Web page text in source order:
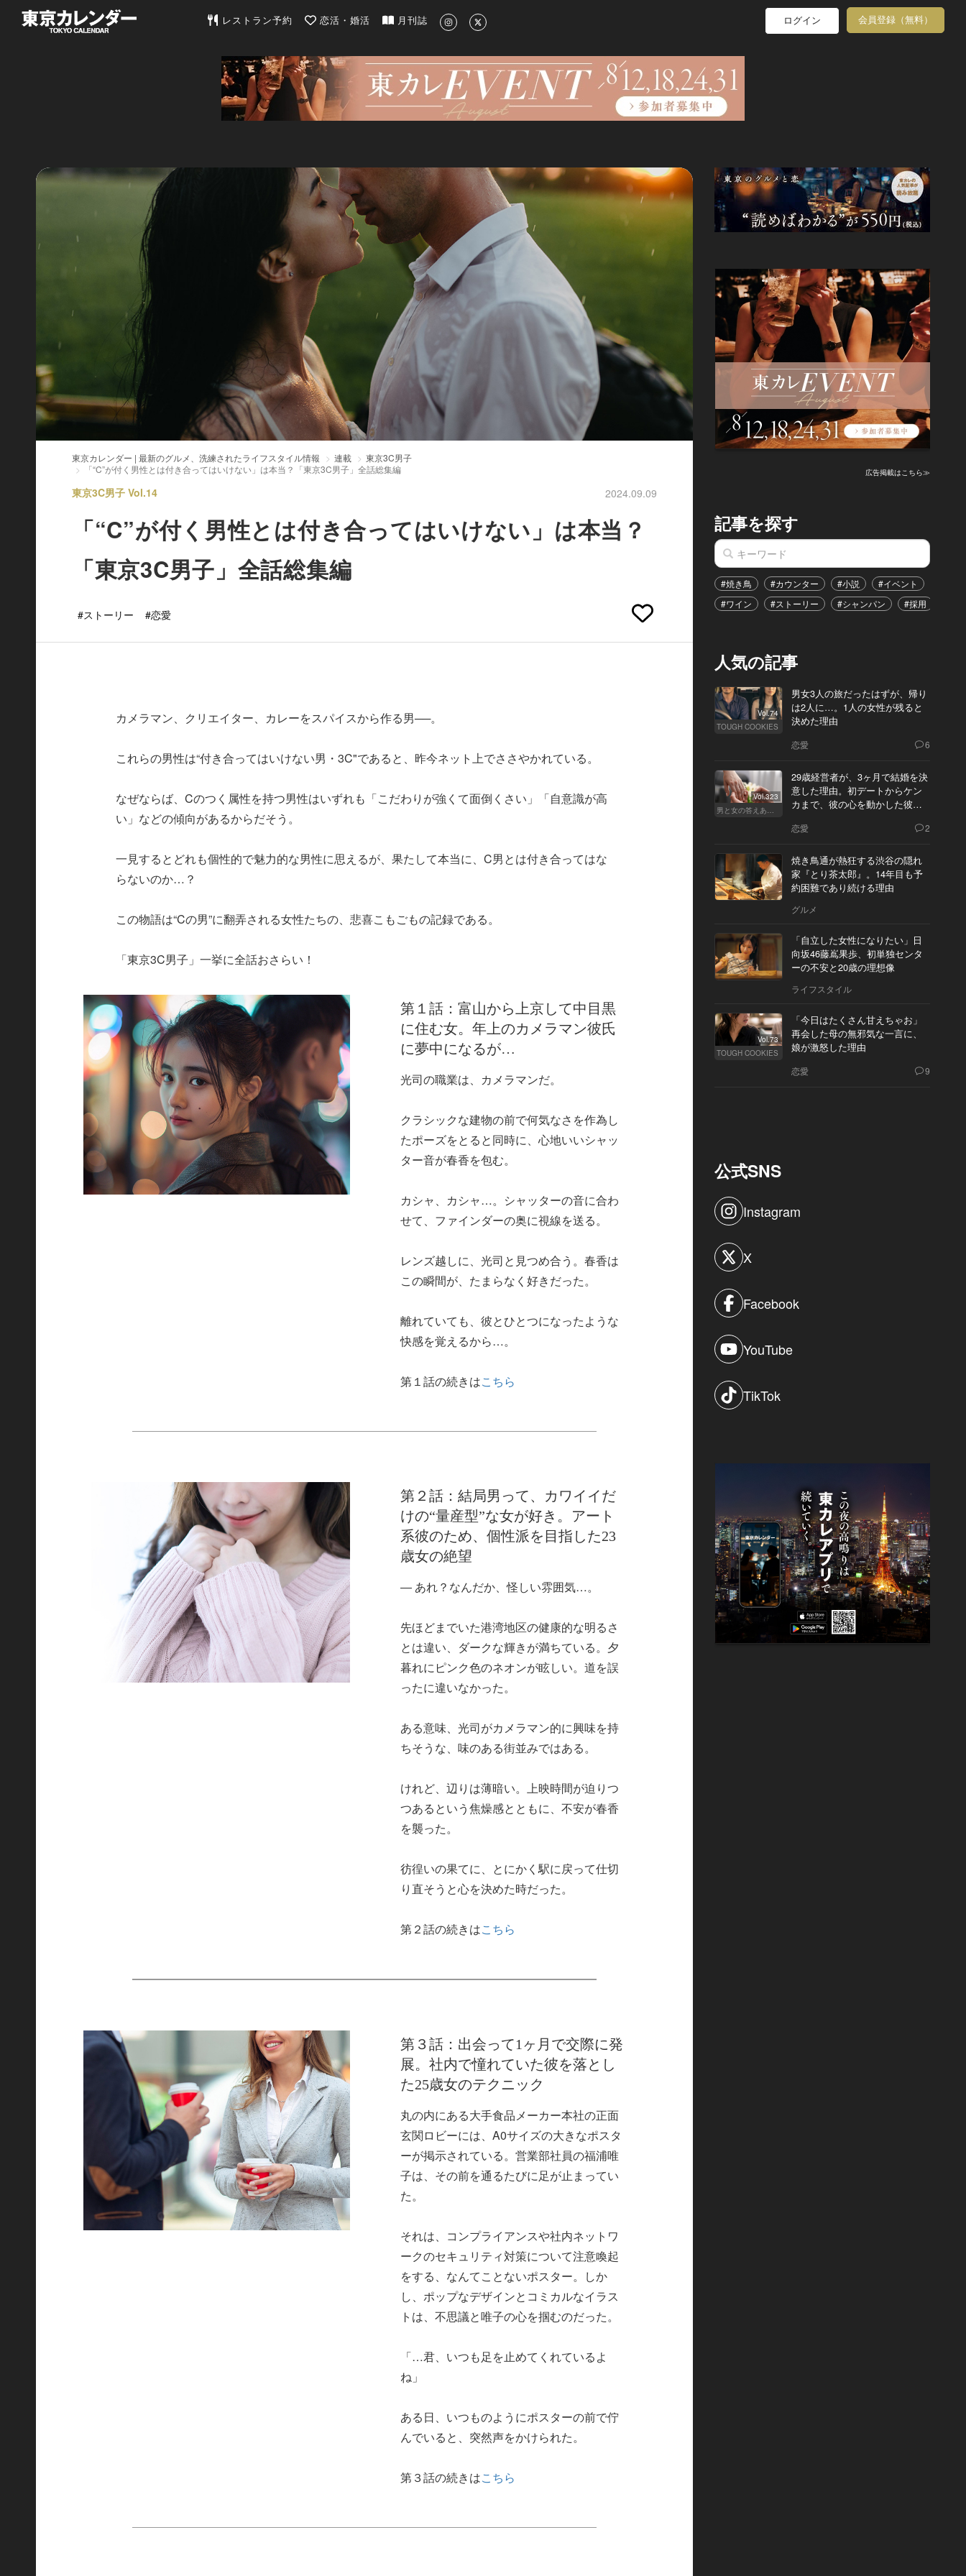
東京カレンダー | 最新のグルメ、洗練されたライフスタイル情報
レストラン予約 恋活・婚活 月刊誌 ログイン 会員登録（無料）
東京カレンダー | 最新のグルメ、洗練されたライフスタイル情報 連載
東京3C男子
「“C”が付く男性とは付き合ってはいけない」は本当？「東京3C男子」全話総集編
東京3C男子 Vol.14 2024.09.09
「“C”が付く男性とは付き合ってはいけない」は本当？
「東京3C男子」全話総集編
#ストーリー #恋愛
カメラマン、クリエイター、カレーをスパイスから作る男──。
これらの男性は“付き合ってはいけない男・3C"であると、昨今ネット上でささやかれている。
なぜならば、Cのつく属性を持つ男性はいずれも「こだわりが強くて面倒くさい」「自意識が高
い」などの傾向があるからだそう。
一見するとどれも個性的で魅力的な男性に思えるが、果たして本当に、C男とは付き合ってはな
らないのか…？
この物語は“Cの男”に翻弄される女性たちの、悲喜こもごもの記録である。
「東京3C男子」一挙に全話おさらい！
第１話：富山から上京して中目黒
に住む女。年上のカメラマン彼氏
に夢中になるが…
光司の職業は、カメラマンだ。
クラシックな建物の前で何気なさを作為し
たポーズをとると同時に、心地いいシャッ
ター音が春香を包む。
カシャ、カシャ…。シャッターの音に合わ
せて、ファインダーの奥に視線を送る。
レンズ越しに、光司と見つめ合う。春香は
この瞬間が、たまらなく好きだった。
離れていても、彼とひとつになったような
快感を覚えるから…。
第１話の続きはこちら
第２話：結局男って、カワイイだ
けの“量産型”な女が好き。アート
系彼のため、個性派を目指した23
歳女の絶望
― あれ？なんだか、怪しい雰囲気…。
先ほどまでいた港湾地区の健康的な明るさ
とは違い、ダークな輝きが満ちている。夕
暮れにピンク色のネオンが眩しい。道を誤
ったに違いなかった。
ある意味、光司がカメラマン的に興味を持
ちそうな、味のある街並みではある。
けれど、辺りは薄暗い。上映時間が迫りつ
つあるという焦燥感とともに、不安が春香
を襲った。
彷徨いの果てに、とにかく駅に戻って仕切
り直そうと心を決めた時だった。
第２話の続きはこちら
第３話：出会って1ヶ月で交際に発
展。社内で憧れていた彼を落とし
た25歳女のテクニック
丸の内にある大手食品メーカー本社の正面
玄関ロビーには、A0サイズの大きなポスタ
ーが掲示されている。営業部社員の福浦唯
子は、その前を通るたびに足が止まってい
た。
それは、コンプライアンスや社内ネットワ
ークのセキュリティ対策について注意喚起
をする、なんてことないポスター。しか
し、ポップなデザインとコミカルなイラス
トは、不思議と唯子の心を掴むのだった。
「…君、いつも足を止めてくれているよ
ね」
ある日、いつものようにポスターの前で佇
んでいると、突然声をかけられた。
第３話の続きはこちら
広告掲載はこちら≫
記事を探す
#焼き鳥 #カウンター #小説 #イベント
#ワイン
#ストーリー #シャンパン #採用
人気の記事
Vol.74
TOUGH COOKIES
男女3人の旅だったはずが、帰り
は2人に…。1人の女性が残ると
決めた理由
恋愛 6
Vol.323
男と女の答えあわせ【Q】
29歳経営者が、3ヶ月で結婚を決
意した理由。初デートからケン
カまで、彼の心を動かした彼女
恋愛 2
焼き鳥通が熱狂する渋谷の隠れ
家『とり茶太郎』。14年目も予
約困難であり続ける理由
グルメ
「自立した女性になりたい」日
向坂46藤嶌果歩、初単独センタ
ーの不安と20歳の理想像
ライフスタイル
Vol.73
TOUGH COOKIES
「今日はたくさん甘えちゃお」
再会した母の無邪気な一言に、
娘が激怒した理由
恋愛 9
公式SNS
Instagram
X
Facebook
YouTube
TikTok